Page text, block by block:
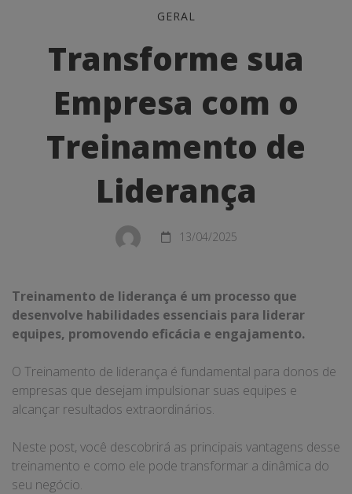
Transforme
sua
Empresa
com
Treinamento
Liderança
GERAL
Transforme sua
Empresa com o
Treinamento de
Liderança
13/04/2025
Treinamento de liderança é um processo que
desenvolve habilidades essenciais para liderar
equipes, promovendo eficácia e engajamento.
O Treinamento de liderança é fundamental para donos de
empresas que desejam impulsionar suas equipes e
alcançar resultados extraordinários.
Neste post, você descobrirá as principais vantagens desse
treinamento e como ele pode transformar a dinâmica do
seu negócio.